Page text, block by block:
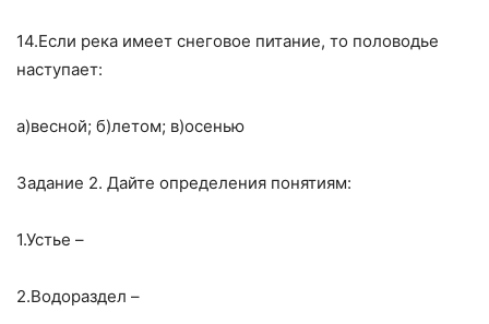
14.Если река имеет снеговое питание, то половодье
наступает:
а)весной; б)летом; в)осенью
Задание 2. Дайте определения понятиям:
1.Устье –
2.Водораздел –